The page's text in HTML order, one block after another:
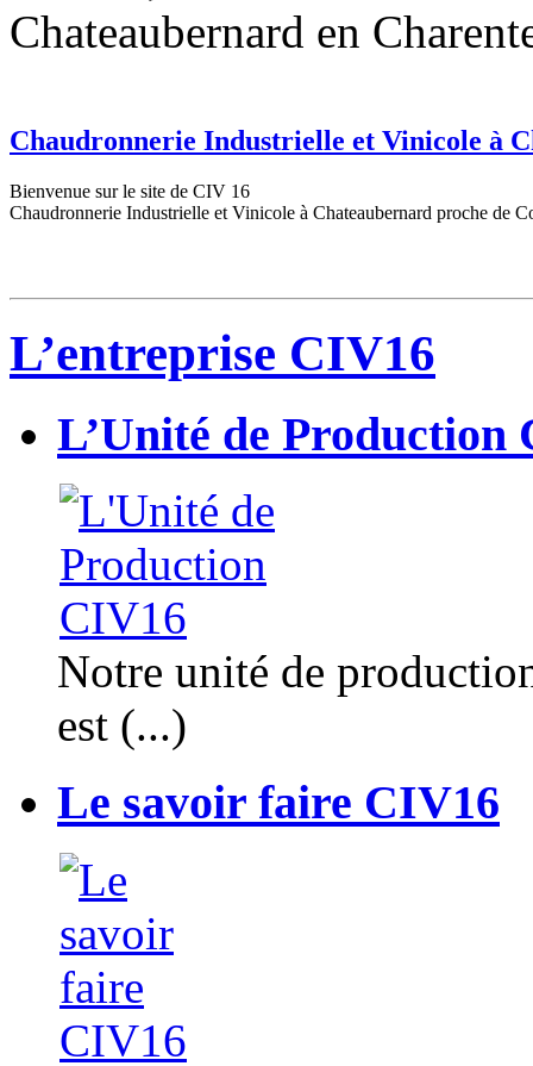
Chateaubernard en
Chaudronnerie Industrielle et Vinicole à
Bienvenue sur le site de CIV 16
Chaudronnerie Industrielle et Vinicole à Chateaubernard proche de
L’entreprise CIV16
L’Unité de Production
Notre unité de
est (...)
Le savoir faire CIV16